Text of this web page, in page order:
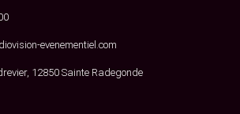
evenementiel.com
12850 Sainte Radegonde